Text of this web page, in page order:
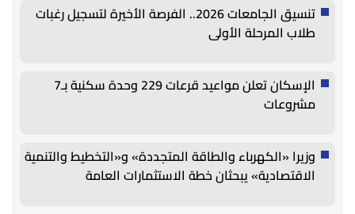
تنسيق الجامعات 2026.. الفرصة الأخيرة لتسجيل رغبات
طلاب المرحلة الأولى
الإسكان تعلن مواعيد قرعات 229 وحدة سكنية بـ7
مشروعات
وزيرا «الكهرباء والطاقة المتجددة» و«التخطيط والتنمية
الاقتصادية» يبحثان خطة الاستثمارات العامة